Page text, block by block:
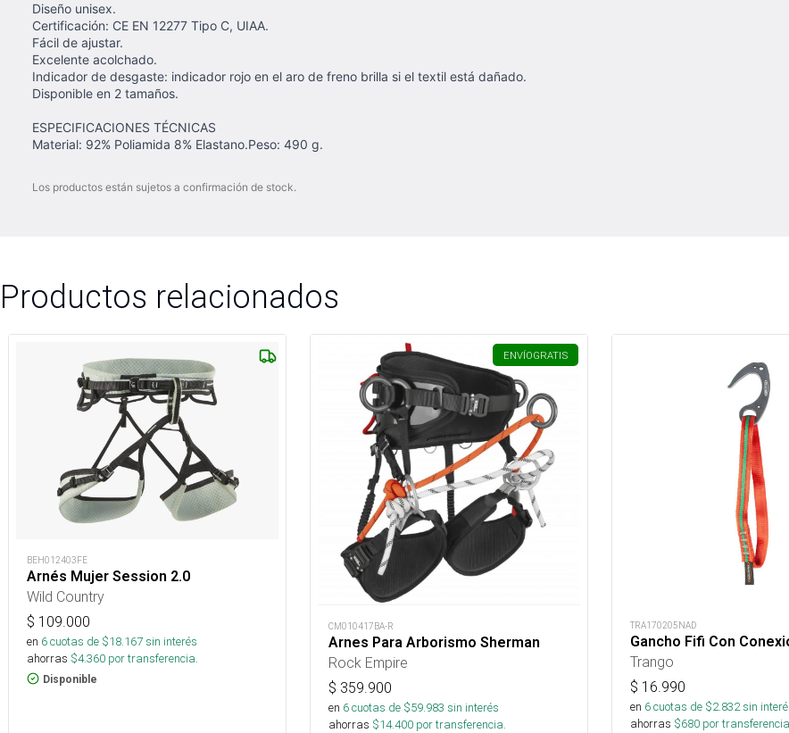
Diseño unisex.
Certificación: CE EN 12277 Tipo C, UIAA.
Fácil de ajustar.
Excelente acolchado.
Indicador de desgaste: indicador rojo en el aro de freno brilla si el textil está dañado.
Disponible en 2 tamaños.
ESPECIFICACIONES TÉCNICAS
Material: 92% Poliamida 8% Elastano.Peso: 490 g.
Los productos están sujetos a confirmación de stock.
Productos relacionados
BEH012403FE
Arnés Mujer Session 2.0
Wild Country
$ 109.000
en 6cuotas de $18.167sin interés
ahorras $4.360 por transferencia.
Disponible
ENVÍOGRATIS
CM010417BA-R
Arnes Para Arborismo Sherman
Rock Empire
$ 359.900
en 6cuotas de $59.983 sin interés
ahorras $14.400 por transferencia.
TRA170205NAD
Gancho Fifi Con
Trango
$ 16.990
en 6cuotas de $2.832sin
ahorras $680 por